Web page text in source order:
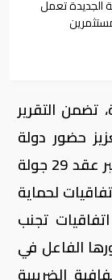
الجديدة تعمل
تضمن التقرير
حضور دولة
الإمارات على الساحة المالية الدولية، عبر عقد 29 جولة
مع دول شريكة، وتوقيع 6 اتفاقيات لحماية
تجنب
الفاعل في